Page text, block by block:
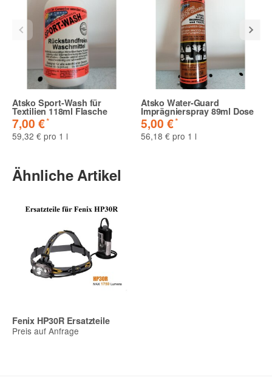
Atsko Sport-Wash für
Textilien 118ml Flasche
7,00 €*
59,32 € pro 1 l
Atsko Water-Guard
Imprägnierspray 89ml Dose
5,00 €*
56,18 € pro 1 l
Ähnliche Artikel
Fenix HP30R Ersatzteile
Preis auf Anfrage